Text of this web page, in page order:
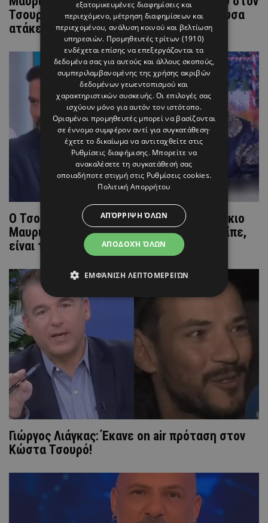
Τσουρό - «Αισθανθήκαμε προσβολή, άκουσα
ατάκες από το στόμα του τύπου»
Ο Τσουρός «κατακεραυνώνει» τον Μαυρίκιο
Μαυρικίου: «Δεν ισχύει τίποτα απ’ όσα είπε,
είναι τουλάχιστον γελοίο»
Γιώργος Λιάγκας: Έκανε on air πρόταση στον
Κώστα Τσουρό!
εξατομικευμένες διαφημίσεις και
περιεχόμενο, μέτρηση διαφημίσεων και
περιεχομένου, ανάλυση κοινού και βελτίωση
υπηρεσιών. Προμηθευτές τρίτων (1910)
ενδέχεται επίσης να επεξεργάζονται τα
δεδομένα σας για αυτούς και άλλους σκοπούς,
συμπεριλαμβανομένης της χρήσης ακριβών
δεδομένων γεωεντοπισμού και
χαρακτηριστικών συσκευής. Οι επιλογές σας
ισχύουν μόνο για αυτόν τον ιστότοπο.
Ορισμένοι προμηθευτές μπορεί να βασίζονται
σε έννομο συμφέρον αντί για συγκατάθεση·
έχετε το δικαίωμα να αντιταχθείτε στις
Ρυθμίσεις διαφήμισης. Μπορείτε να
ανακαλέσετε τη συγκατάθεσή σας
οποιαδήποτε στιγμή στις Ρυθμίσεις cookies.
Πολιτική Απορρήτου
ΑΠΟΔΟΧΉ ΌΛΩΝ
ΑΠΌΡΡΙΨΗ ΌΛΩΝ
ΕΜΦΆΝΙΣΗ ΛΕΠΤΟΜΕΡΕΙΏΝ